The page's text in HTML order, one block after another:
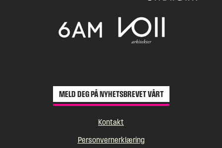
MELD DEG PÅ NYHETSBREVET VÅRT
Kontakt
Personvernerklæring